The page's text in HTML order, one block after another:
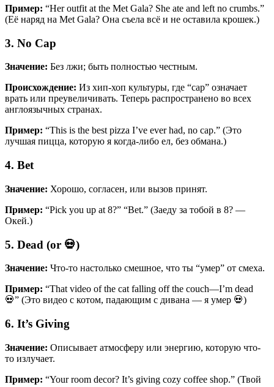
Пример: “Her outfit at the Met Gala? She ate and left no crumbs.”
(Её наряд на Met Gala? Она съела всё и не оставила крошек.)
3. No Cap
Значение: Без лжи; быть полностью честным.
Происхождение: Из хип-хоп культуры, где “cap” означает
врать или преувеличивать. Теперь распространено во всех
англоязычных странах.
Пример: “This is the best pizza I’ve ever had, no cap.” (Это
лучшая пицца, которую я когда-либо ел, без обмана.)
4. Bet
Значение: Хорошо, согласен, или вызов принят.
Пример: “Pick you up at 8?” “Bet.” (Заеду за тобой в 8? —
Окей.)
5. Dead (or 💀)
Значение: Что-то настолько смешное, что ты “умер” от смеха.
Пример: “That video of the cat falling off the couch—I’m dead
💀” (Это видео с котом, падающим с дивана — я умер 💀)
6. It’s Giving
Значение: Описывает атмосферу или энергию, которую что-
то излучает.
Пример: “Your room decor? It’s giving cozy coffee shop.” (Твой